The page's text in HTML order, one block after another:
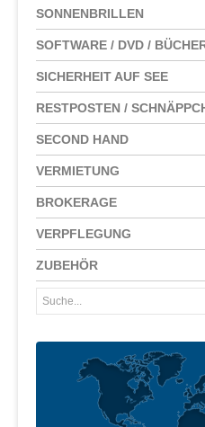
SONNENBRILLEN
SOFTWARE / DVD /
SICHERHEIT AUF SEE
RESTPOSTEN /
SECOND HAND
VERMIETUNG
BROKERAGE
VERPFLEGUNG
ZUBEHÖR